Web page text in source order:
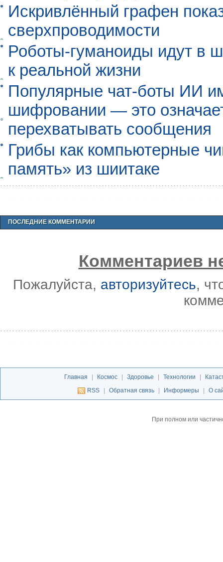
Искривлённый графен
сверхпроводимости
Роботы-гуманоиды идут в
к реальной жизни
Популярные чат-боты ИИ
шифровании — это
перехватывать сообщения
Грибы как компьютерные
память» из шиитаке
ПОСЛЕДНИЕ КОММЕНТАРИИ
Комментариев
Пожалуйста, авторизуйтесь,
Главная Космос Здоровье Технологии
RSS
Обратная связь Информеры О
При полном или